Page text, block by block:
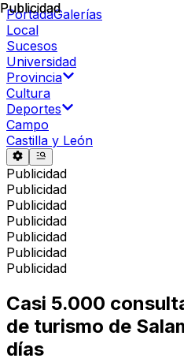
PortadaGalerías
Local
Sucesos
Universidad
Provincia
Cultura
Deportes
Campo
Castilla y León
Publicidad
Publicidad
Publicidad
Publicidad
Publicidad
Publicidad
Publicidad
Publicidad
Casi 5.000
de turismo de
días
Publicidad